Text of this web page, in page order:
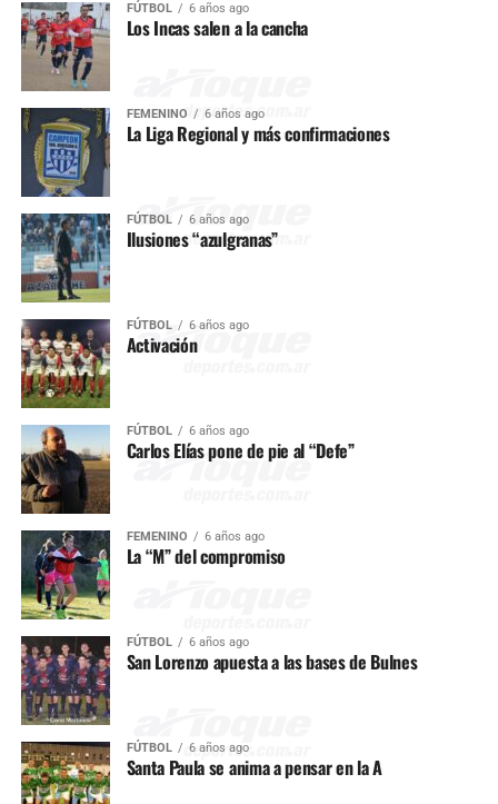
FÚTBOL 6 años ago
Los Incas salen a la cancha
FEMENINO 6 años ago
La Liga Regional y más confirmaciones
FÚTBOL 6 años ago
Ilusiones “azulgranas”
FÚTBOL 6 años ago
Activación
FÚTBOL 6 años ago
Carlos Elías pone de pie al “Defe”
FEMENINO 6 años ago
La “M” del compromiso
FÚTBOL 6 años ago
San Lorenzo apuesta a las bases de Bulnes
FÚTBOL 6 años ago
Santa Paula se anima a pensar en la A